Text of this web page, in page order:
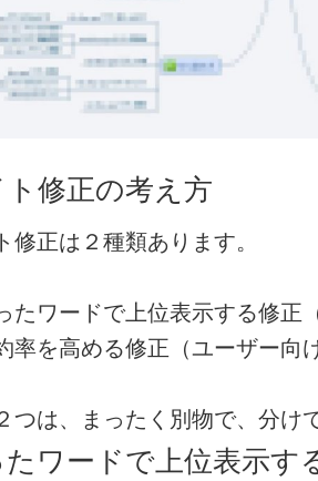
ト修正の考え方
修正は２種類あります。
たワードで上位表示する修正
率を高める修正（ユーザー向け
つは、まったく別物で、分け
ワードで上位表示す